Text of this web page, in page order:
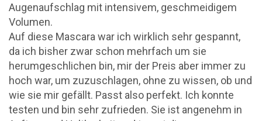
Augenaufschlag mit intensivem, geschmeidigem
Volumen.
Auf diese Mascara war ich wirklich sehr gespannt,
da ich bisher zwar schon mehrfach um sie
herumgeschlichen bin, mir der Preis aber immer zu
hoch war, um zuzuschlagen, ohne zu wissen, ob und
wie sie mir gefällt. Passt also perfekt. Ich konnte
testen und bin sehr zufrieden. Sie ist angenehm in